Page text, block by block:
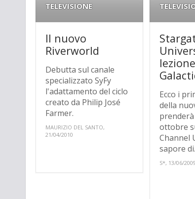
TELEVISIONE
Il nuovo
Riverworld
Debutta sul canale
specializzato SyFy
l'adattamento del ciclo
creato da Philip José
Farmer.
MAURIZIO DEL SANTO,
21/04/2010
Ecco i
della
ottobre
Channel
sapore
S*, 13/06/2009